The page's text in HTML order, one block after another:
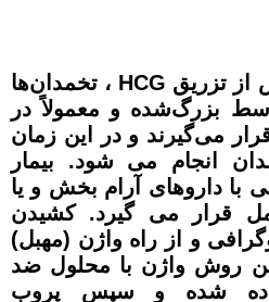
۳۴ الی ۳۶ ساعت پس از تزریق HCG ، تخمدان‌ها
بزرگ‌شده و معمولاً در
می‌گیرند و در این زمان
انجام می شود. بیمار
داروهای آرام بخش و یا
قرار می گیرد. کشیدن
و از راه واژن (مهبل)
روش واژن با محلول ضد
شده و سپس پروب